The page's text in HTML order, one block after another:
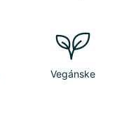
Vegánske